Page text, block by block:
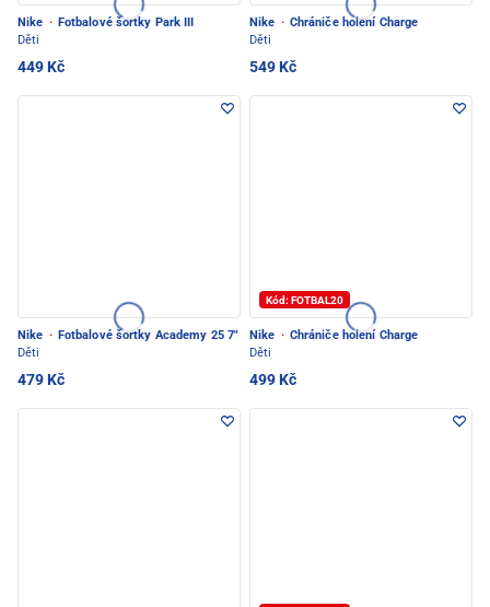
Nike · Fotbalové šortky Park III
Děti
449 Kč
Nike · Chrániče holení Charge
Děti
549 Kč
Nike · Fotbalové šortky Academy 25 7"
Děti
479 Kč
Kód: FOTBAL20
Nike · Chrániče holení Charge
Děti
499 Kč